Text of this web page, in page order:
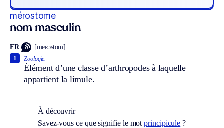
mérostome
nom masculin
FR [meʀɔstom]
Zoologie.
Élément d’une classe d’arthropodes à laquelle
appartient la limule.
1
À découvrir
Savez-vous ce que signifie le motprincipicule ?